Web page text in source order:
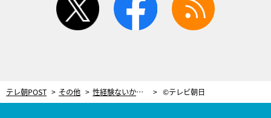
テレ朝POST その他 性経験ないからこそのミス！『オトナ高校』で描かれたウソSEX話の見破り方に納得 ©テレビ朝日